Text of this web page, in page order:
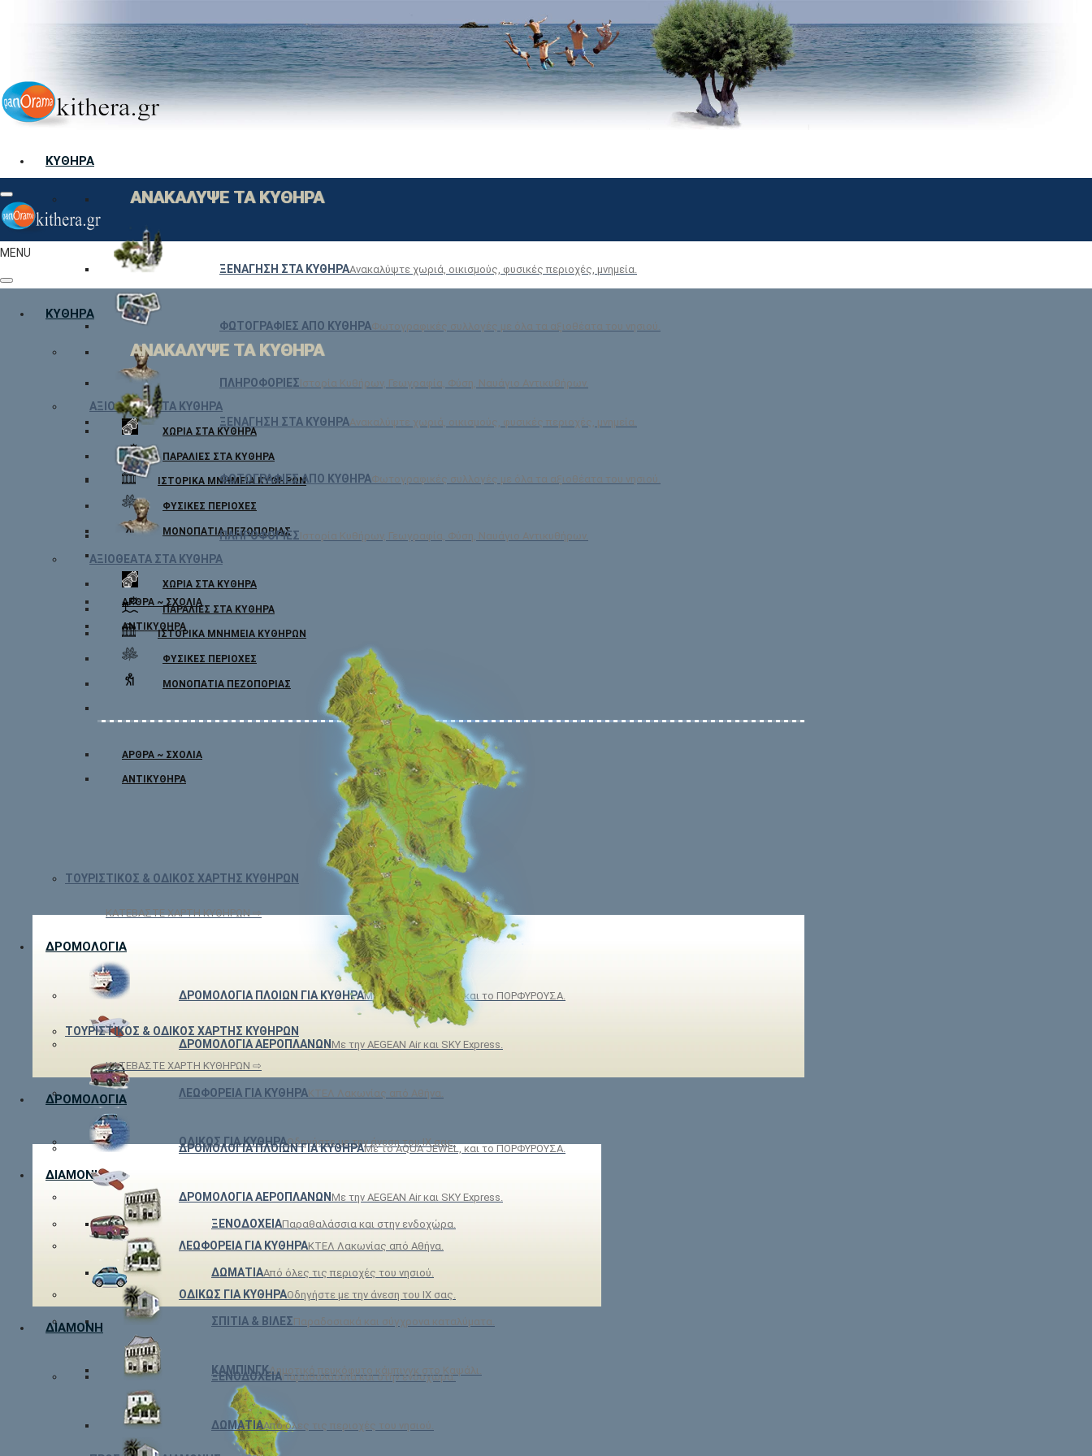
ΚΎΘΗΡΑ
ΑΝΑΚΑΛΥΨΕ ΤΑ ΚΥΘΗΡΑ
ΞΕΝΑΓΗΣΗ ΣΤΑ ΚΥΘΗΡΑΑνακαλύψτε χωριά, οικισμούς, φυσικές περιοχές, μνημεία.
ΦΩΤΟΓΡΑΦΙΕΣ ΑΠΟ ΚΥΘΗΡΑΦωτογραφικές συλλογές με όλα τα αξιοθέατα του νησιού.
ΠΛΗΡΟΦΟΡΙΕΣΙστορία Κυθήρων, Γεωγραφία, Φύση, Ναυάγιο Αντικυθήρων.
ΑΞΙΟΘΕΑΤΑ ΣΤΑ ΚΥΘΗΡΑ
ΧΩΡΙΆ ΣΤΑ ΚΎΘΗΡΑ
ΠΑΡΑΛΊΕΣ ΣΤΑ ΚΎΘΗΡΑ
ΙΣΤΟΡΙΚΆ ΜΝΗΜΕΊΑ ΚΥΘΉΡΩΝ
ΦΥΣΙΚΈΣ ΠΕΡΙΟΧΈΣ
ΜΟΝΟΠΆΤΙΑ ΠΕΖΟΠΟΡΊΑΣ
ΆΡΘΡΑ ~ ΣΧΌΛΙΑ
ΑΝΤΙΚΎΘΗΡΑ
ΤΟΥΡΙΣΤΙΚΟΣ & ΟΔΙΚΟΣ ΧΑΡΤΗΣ ΚΥΘΗΡΩΝ
ΚΑΤΕΒΑΣΤΕ ΧΑΡΤΗ ΚΥΘΗΡΩΝ ⇨
ΔΡΟΜΟΛΟΓΙΑ
ΔΡΟΜΟΛΟΓΙΑ ΠΛΟΙΩΝ ΓΙΑ ΚΥΘΗΡΑΜε το AQUA JEWEL, και το ΠΟΡΦΥΡΟΥΣΑ.
ΔΡΟΜΟΛΟΓΙΑ ΑΕΡΟΠΛΑΝΩΝ Με την AEGEAN Air και SKY Express.
ΛΕΩΦΟΡΕΙΑ ΓΙΑ ΚΥΘΗΡΑΚΤΕΛ Λακωνίας από Αθήνα.
ΟΔΙΚΩΣ ΓΙΑ ΚΥΘΗΡΑΟδηγήστε με την άνεση του ΙΧ σας.
ΔΙΑΜΟΝΗ
ΞΕΝΟΔΟΧΕΙΑΠαραθαλάσσια και στην ενδοχώρα.
ΔΩΜΑΤΙΑΑπό όλες τις περιοχές του νησιού.
ΣΠΙΤΙΑ & ΒΙΛΕΣΠαραδοσιακά και σύγχρονα καταλύματα.
ΚΑΜΠΙΝΓΚΔημοτικό πευκόφυτο κάμπινγκ στο Καψάλι.
MENU
ΚΎΘΗΡΑ
ΑΝΑΚΑΛΥΨΕ ΤΑ ΚΥΘΗΡΑ
ΞΕΝΑΓΗΣΗ ΣΤΑ ΚΥΘΗΡΑΑνακαλύψτε χωριά, οικισμούς, φυσικές περιοχές, μνημεία.
ΦΩΤΟΓΡΑΦΙΕΣ ΑΠΟ ΚΥΘΗΡΑΦωτογραφικές συλλογές με όλα τα αξιοθέατα του νησιού.
ΠΛΗΡΟΦΟΡΙΕΣΙστορία Κυθήρων, Γεωγραφία, Φύση, Ναυάγιο Αντικυθήρων.
ΑΞΙΟΘΕΑΤΑ ΣΤΑ ΚΥΘΗΡΑ
ΧΩΡΙΆ ΣΤΑ ΚΎΘΗΡΑ
ΠΑΡΑΛΊΕΣ ΣΤΑ ΚΎΘΗΡΑ
ΙΣΤΟΡΙΚΆ ΜΝΗΜΕΊΑ ΚΥΘΉΡΩΝ
ΦΥΣΙΚΈΣ ΠΕΡΙΟΧΈΣ
ΜΟΝΟΠΆΤΙΑ ΠΕΖΟΠΟΡΊΑΣ
ΆΡΘΡΑ ~ ΣΧΌΛΙΑ
ΑΝΤΙΚΎΘΗΡΑ
ΤΟΥΡΙΣΤΙΚΟΣ & ΟΔΙΚΟΣ ΧΑΡΤΗΣ ΚΥΘΗΡΩΝ
ΚΑΤΕΒΑΣΤΕ ΧΑΡΤΗ ΚΥΘΗΡΩΝ ⇨
ΔΡΟΜΟΛΟΓΙΑ
ΔΡΟΜΟΛΟΓΙΑ ΠΛΟΙΩΝ ΓΙΑ ΚΥΘΗΡΑΜε το AQUA JEWEL, και το ΠΟΡΦΥΡΟΥΣΑ.
ΔΡΟΜΟΛΟΓΙΑ ΑΕΡΟΠΛΑΝΩΝ Με την AEGEAN Air και SKY Express.
ΛΕΩΦΟΡΕΙΑ ΓΙΑ ΚΥΘΗΡΑΚΤΕΛ Λακωνίας από Αθήνα.
ΟΔΙΚΩΣ ΓΙΑ ΚΥΘΗΡΑΟδηγήστε με την άνεση του ΙΧ σας.
ΔΙΑΜΟΝΗ
ΞΕΝΟΔΟΧΕΙΑΠαραθαλάσσια και στην ενδοχώρα.
ΔΩΜΑΤΙΑΑπό όλες τις περιοχές του νησιού.